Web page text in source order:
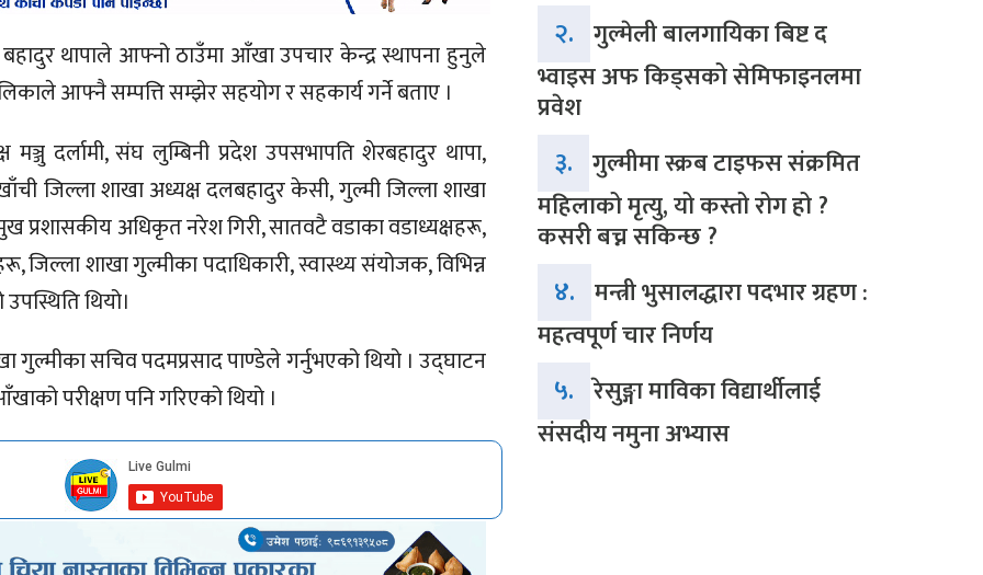
थापाले आफ्नो ठाउँमा आँखा उपचार केन्द्र स्थापना हुनुले
आफ्नै सम्पत्ति सम्झेर सहयोग र सहकार्य गर्ने बताए ।
मञ्जु दर्लामी, संघ लुम्बिनी प्रदेश उपसभापति शेरबहादुर थापा,
जिल्ला शाखा अध्यक्ष दलबहादुर केसी, गुल्मी जिल्ला शाखा
प्रशासकीय अधिकृत नरेश गिरी, सातवटै वडाका वडाध्यक्षहरू,
जिल्ला शाखा गुल्मीका पदाधिकारी, स्वास्थ्य संयोजक, विभिन्न
थियो।
गुल्मीका सचिव पदमप्रसाद पाण्डेले गर्नुभएको थियो । उद्घाटन
परीक्षण पनि गरिएको थियो ।
२. गुल्मेली बालगायिका बिष्ट द
भ्वाइस अफ किड्सको सेमिफाइनलमा
प्रवेश
३. गुल्मीमा स्क्रब टाइफस संक्रमित
महिलाको मृत्यु, यो कस्तो रोग हो ?
कसरी बच्न सकिन्छ ?
४. मन्त्री भुसालद्धारा पदभार ग्रहण :
महत्वपूर्ण चार निर्णय
५. रेसुङ्गा माविका विद्यार्थीलाई
संसदीय नमुना अभ्यास